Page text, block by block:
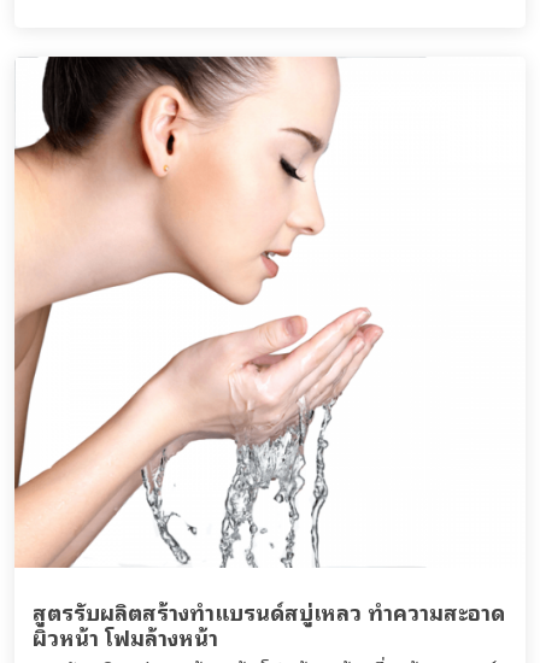
สูตรรับผลิตสร้างทำแบรนด์สบู่เหลว ทำความสะอาด
ผิวหน้า โฟมล้างหน้า